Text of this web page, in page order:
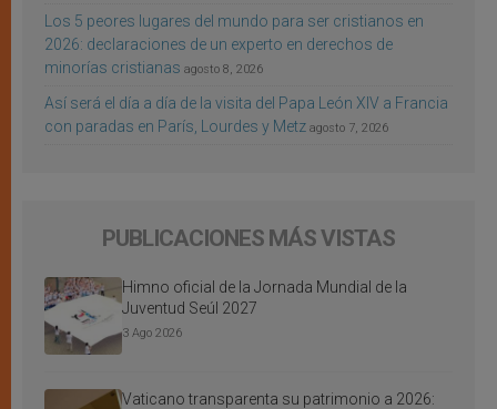
Los 5 peores lugares del mundo para ser cristianos en
2026: declaraciones de un experto en derechos de
minorías cristianas agosto 8, 2026
Así será el día a día de la visita del Papa León XIV a Francia
con paradas en París, Lourdes y Metz agosto 7, 2026
PUBLICACIONES MÁS VISTAS
Himno oficial de la Jornada Mundial de la
Juventud Seúl 2027
3 Ago 2026
Vaticano transparenta su patrimonio a 2026: